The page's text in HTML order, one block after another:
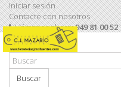
Iniciar sesión
Contacte con nosotros
Llámanos ahora:949 81 00 52
Buscar